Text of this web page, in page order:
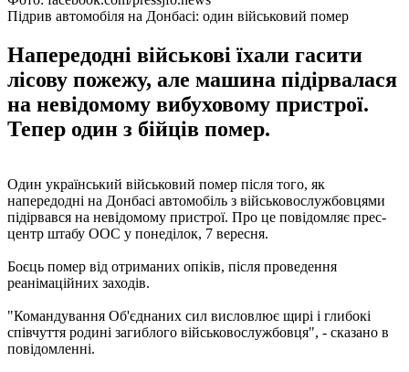
Підрив автомобіля на Донбасі: один військовий помер
Напередодні військові їхали гасити
лісову пожежу, але машина підірвалася
на невідомому вибуховому пристрої.
Тепер один з бійців помер.
Один український військовий помер після того, як
напередодні на Донбасі автомобіль з військовослужбовцями
підірвався на невідомому пристрої. Про це повідомляє прес-
центр штабу ООС у понеділок, 7 вересня.
Боєць помер від отриманих опіків, після проведення
реанімаційних заходів.
"Командування Об'єднаних сил висловлює щирі і глибокі
співчуття родині загиблого військовослужбовця", - сказано в
повідомленні.